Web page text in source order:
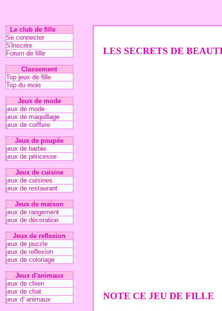
Le club de fille
Se connecter
S'inscrire
Forum de fille
Classement
Top jeux de fille
Top du mois
Jeux de mode
jeux de mode
jeux de maquillage
jeux de coiffure
Jeux de poupée
jeux de barbie
jeux de princesse
Jeux de cuisine
jeux de cuisines
jeux de restaurant
Jeux de maison
jeux de rangement
jeux de décoration
Jeux de reflexion
jeux de puzzle
jeux de reflexion
jeux de coloriage
Jeux d'animaux
jeux de chien
jeux de chat
jeux d' animaux
LES SECRETS DE
NOTE CE JEU DE FILLE